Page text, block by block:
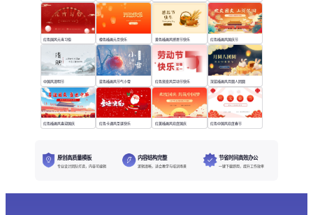
红色国风元宵习俗 橙色插画元旦快乐 黄色插画风感恩节快乐 红色插画风国庆节
中国风清明节 蓝色插画风节气小雪 红色渐变风劳动节快乐 深蓝插画风月圆人团圆
红色插画风喜迎国庆 红色卡通风圣诞快乐 红黄插画风欢度国庆 红色中国风欢度春节
原创高质量模板
专业设计团队打造，内容可编辑
内容结构完整
逻辑清晰，适合教学与培训场景
节省时间高效办公
一键下载即用，提升工作效率